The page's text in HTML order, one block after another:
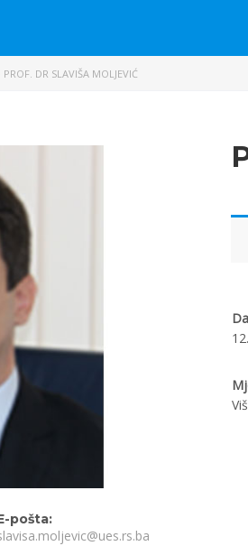
PROF. DR SLAVIŠA MOLJEVIĆ
pošta: